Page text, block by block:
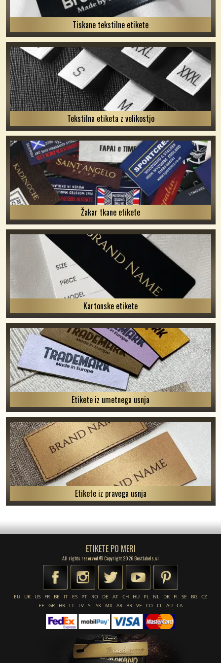
Tiskane tekstilne etikete
Tekstilna etiketa z velikostjo
Žakar tkane etikete
Kartonske etikete
Etikete iz umetnega usnja
Etikete iz pravega usnja
ETIKETE PO MERI
All rights reserved © Copyright 2026 Bestlabels.si
EU UK US FR BE IT ES PT RO DE AT CH HU PL NL DK FI SE BG CZ
EE
GR HR LT LV SI SK MX AR BR VE CO CL AU CA